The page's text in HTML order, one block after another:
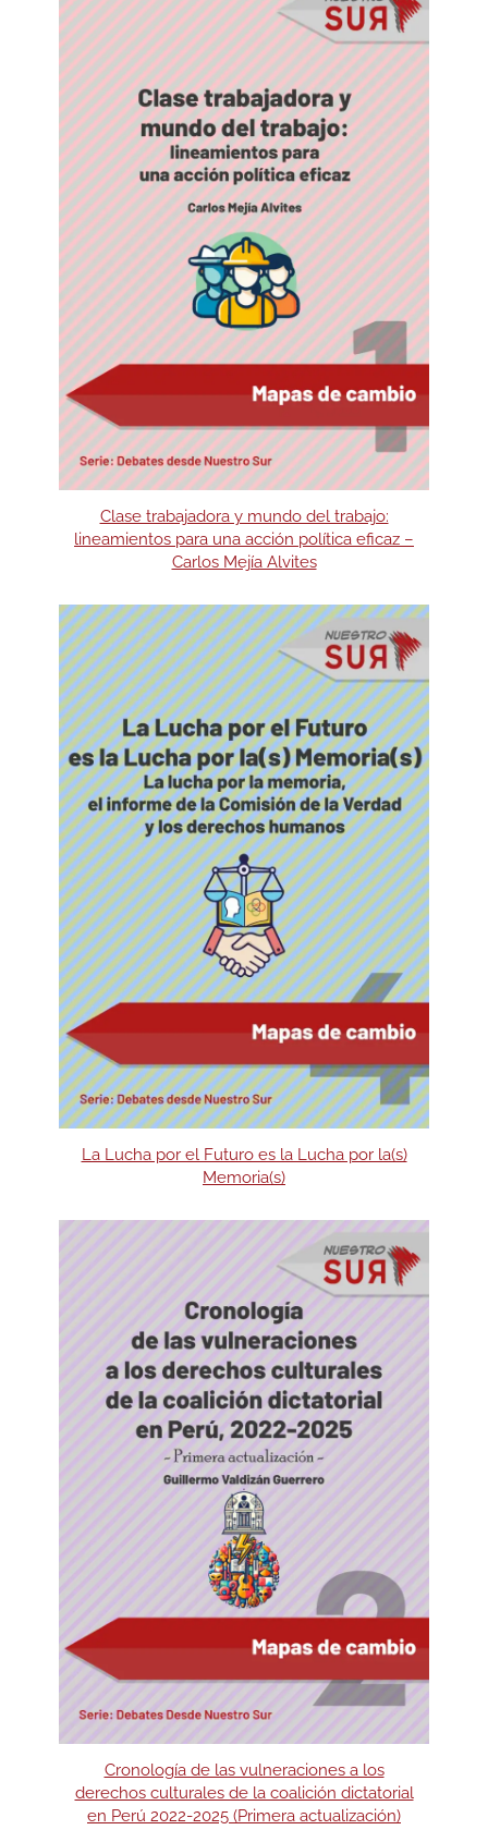
Clase trabajadora y mundo del trabajo:
lineamientos para una acción política eficaz –
Carlos Mejía Alvites
La Lucha por el Futuro es la Lucha por la(s)
Memoria(s)
Cronología de las vulneraciones a los
derechos culturales de la coalición dictatorial
en Perú 2022-2025 (Primera actualización)